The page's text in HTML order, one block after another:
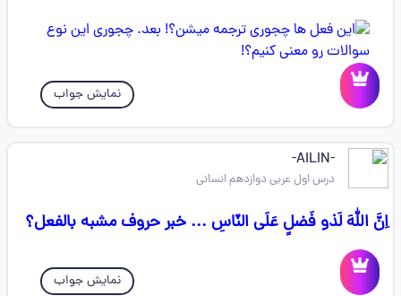
نمایش جواب
-AILIN-
درس اول عربی دوازدهم انسانی
اِنَّ اللهَ لَذو فَضلٍ عَلَی النّاسِ ... خبر حروف مشبه بالفعل؟
نمایش جواب